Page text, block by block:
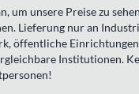
um unsere Preise zu
Lieferung nur an
öffentliche
Institutionen.